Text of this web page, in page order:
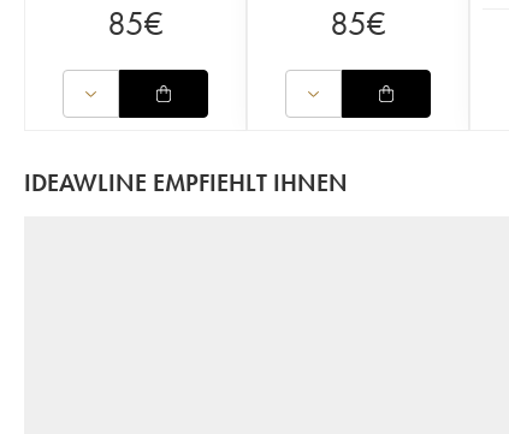
85€ 85€
IDEAWLINE EMPFIEHLT IHNEN